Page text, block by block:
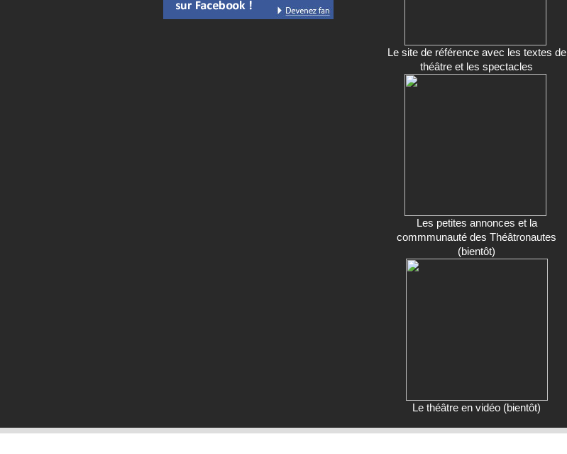
Le site de référence avec les textes de
théâtre et les spectacles
Les petites annonces et la
commmunauté des Théâtronautes
(bientôt)
Le théâtre en vidéo (bientôt)